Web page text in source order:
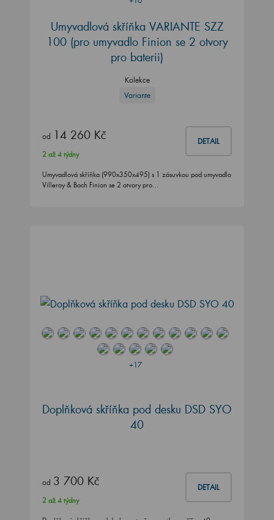
Umyvadlová skříňka VARIANTE SZZ
100 (pro umyvadlo Finion se 2 otvory
pro baterii)
Kolekce
Variante
od 14 260 Kč DETAIL
2 až 4 týdny
Umyvadlová skříňka (990x350x495) s 1 zásuvkou pod umyvadlo
Villeroy & Boch Finion se 2 otvory pro…
+17
Doplňková skříňka pod desku DSD SYO
40
od 3 700 Kč DETAIL
2 až 4 týdny